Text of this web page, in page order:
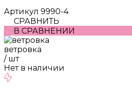
Артикул 9990-4
СРАВНИТЬ
В СРАВНЕНИИ
ветровка
/ шт
Нет в наличии